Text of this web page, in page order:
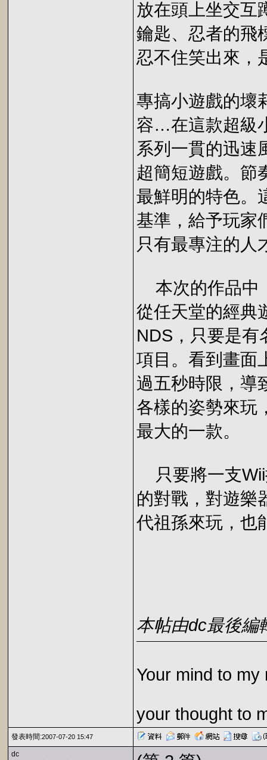
放在頭上坐交互
鑰匙、忍者的飛
忍不住笑出來，
專搞小遊戲的壞
容…在這款超級
系列一貫的迅速
超簡短遊戲。節
最鮮明的特色。
基準，給予玩家
只有最專注的人
本次的作品中
從任天堂的經典
NDS，只要是有
項目。看到畫面
過五秒時限，導
各樣的姿勢來玩
最大的一款。
只要將一支Wii
的對戰，對遊樂
代祖孫來玩，也
本帖由dc最後編
Your mind to my
your thought to
發表時間:2007-07-20 15:47
dc